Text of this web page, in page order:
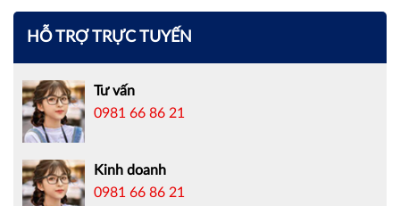
HỖ TRỢ TRỰC TUYẾN
Tư vấn
0981 66 86 21
Kinh doanh
0981 66 86 21